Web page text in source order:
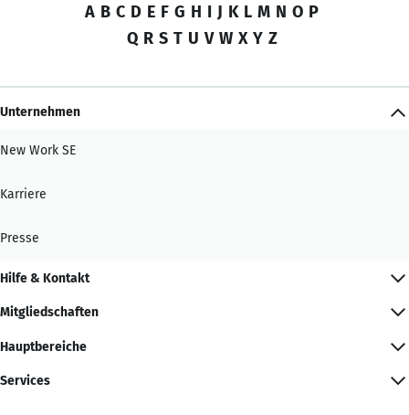
A B C D E F G H I J K L M N O P
Q R S T U V W X Y Z
Unternehmen
New Work SE
Karriere
Presse
Hilfe & Kontakt
Mitgliedschaften
Hauptbereiche
Services